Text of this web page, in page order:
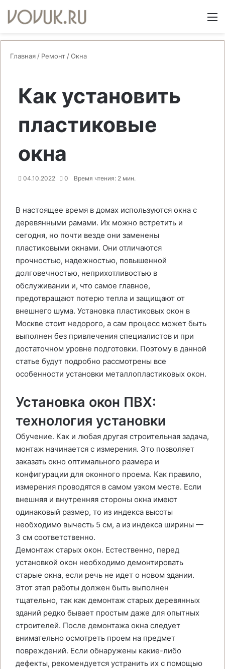
Главная/ Ремонт/Окна
Как установить
пластиковые
окна
04.10.2022 0 Время чтения: 2 мин.
В настоящее время в домах используются окна с
деревянными рамами. Их можно встретить и
сегодня, но почти везде они заменены
пластиковыми окнами. Они отличаются
прочностью, надежностью, повышенной
долговечностью, неприхотливостью в
обслуживании и, что самое главное,
предотвращают потерю тепла и защищают от
внешнего шума. Установка пластиковых окон в
Москве стоит недорого, а сам процесс может быть
выполнен без привлечения специалистов и при
достаточном уровне подготовки. Поэтому в данной
статье будут подробно рассмотрены все
особенности установки металлопластиковых окон.
Установка окон ПВХ:
технология установки
Обучение. Как и любая другая строительная задача,
монтаж начинается с измерения. Это позволяет
заказать окно оптимального размера и
конфигурации для оконного проема. Как правило,
измерения проводятся в самом узком месте. Если
внешняя и внутренняя стороны окна имеют
одинаковый размер, то из индекса высоты
необходимо вычесть 5 см, а из индекса ширины —
3 см соответственно.
Демонтаж старых окон. Естественно, перед
установкой окон необходимо демонтировать
старые окна, если речь не идет о новом здании.
Этот этап работы должен быть выполнен
тщательно, так как демонтаж старых деревянных
зданий редко бывает простым даже для опытных
строителей. После демонтажа окна следует
внимательно осмотреть проем на предмет
повреждений. Если обнаружены какие-либо
дефекты, рекомендуется устранить их с помощью